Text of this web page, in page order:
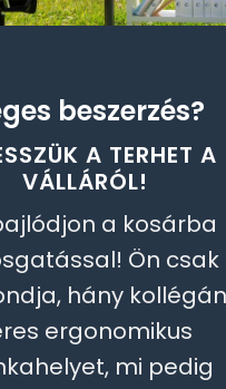
beszerzés?
A TERHET A
VÁLLÁRÓL!
a kosárba
Ön csak
hány
ergonomikus
mi pedig